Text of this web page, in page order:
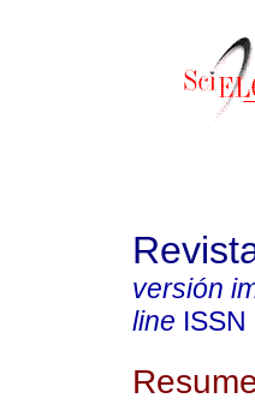
versión
line ISSN